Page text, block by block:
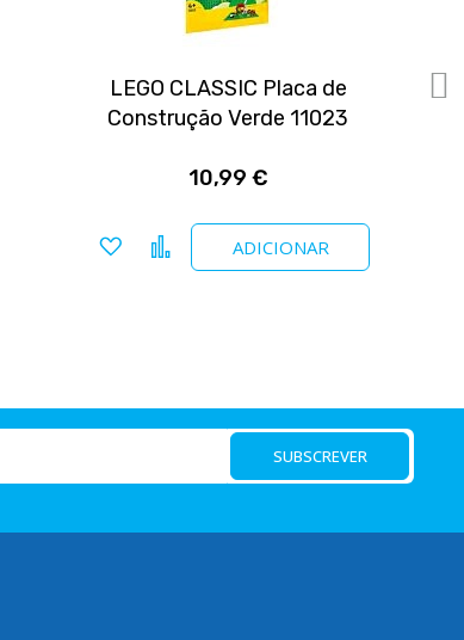
LEGO CLASSIC Placa de
Construção Verde 11023
10,99 €
ADICIONAR
Adicionar a favoritos
Comparar
SUBSCREVER